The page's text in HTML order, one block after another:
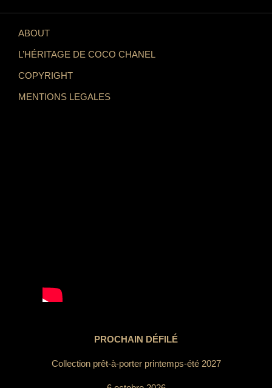
ABOUT
L’HÉRITAGE DE COCO CHANEL
COPYRIGHT
MENTIONS LEGALES
PROCHAIN DÉFILÉ
Collection prêt-à-porter printemps-été 2027